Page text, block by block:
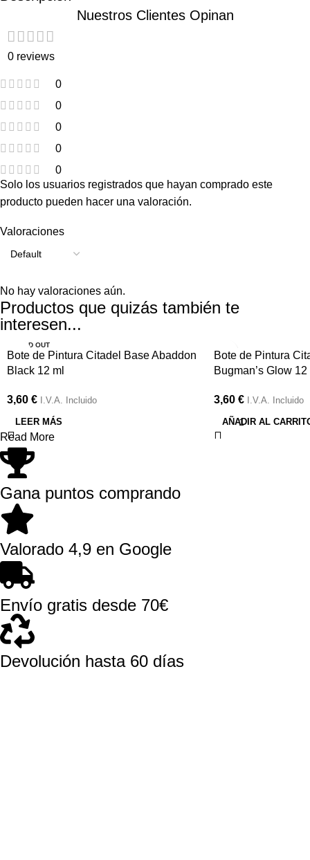
Nuestros Clientes Opinan
0 reviews
0
0
0
0
0
Valoraciones
No hay valoraciones aún.
Solo los usuarios registrados que hayan comprado este
producto pueden hacer una valoración.
Productos que quizás también te
interesen...
SOLD OUT
Bote de Pintura Citadel Base Abaddon
Black 12 ml
3,60 € I.V.A. Incluido
LEER MÁS
Bote de Pintura
Bugman’s Glow 12
3,60 € I.V.A. Incluido
AÑADIR AL
Read More
Gana puntos comprando
Valorado 4,9 en Google
Envío gratis desde 70€
Devolución hasta 60 días